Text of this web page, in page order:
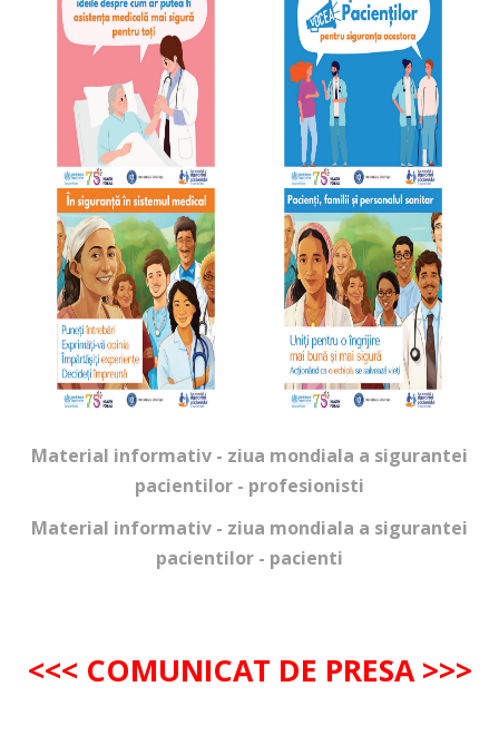
Material informativ - ziua mondiala a sigurantei
pacientilor - profesionisti
Material informativ - ziua mondiala a sigurantei
pacientilor - pacienti
<<< COMUNICAT DE PRESA >>>